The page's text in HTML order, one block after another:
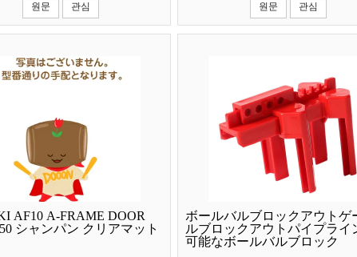
원문 관심 원문 관심
AF10 A-FRAME DOOR
シャンパン クリアマット
ボールバルブロックアウトゲ
ルブロックアウトパイプライ
可能なボールバルブロック